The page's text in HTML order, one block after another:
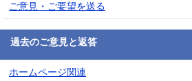
ご意見・ご要望を送る
過去のご意見と返答
ホームページ関連